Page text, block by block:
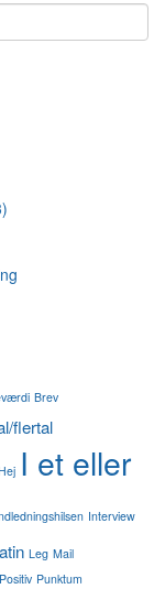
Brev
flertal
I et eller
Interview
Leg Mail
Positiv Punktum